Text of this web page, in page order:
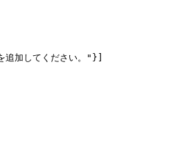
加してください。"}]